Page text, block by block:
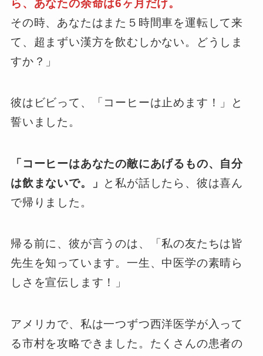
ら、あなたの余命は6ヶ月だけ。
その時、あなたはまた５時間車を運転して来
て、超まずい漢方を飲むしかない。どうしま
すか？」
彼はビビって、「コーヒーは止めます！」と
誓いました。
「コーヒーはあなたの敵にあげるもの、自分
は飲まないで。」
と私が話したら、彼は喜ん
で帰りました。
帰る前に、彼が言うのは、「私の友たちは皆
先生を知っています。一生、中医学の素晴ら
しさを宣伝します！」
アメリカで、私は一つずつ西洋医学が入って
る市村を攻略できました。たくさんの患者の